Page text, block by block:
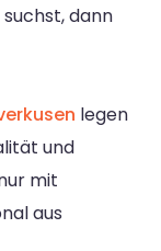
suchst, dann
legen
und
mit
aus